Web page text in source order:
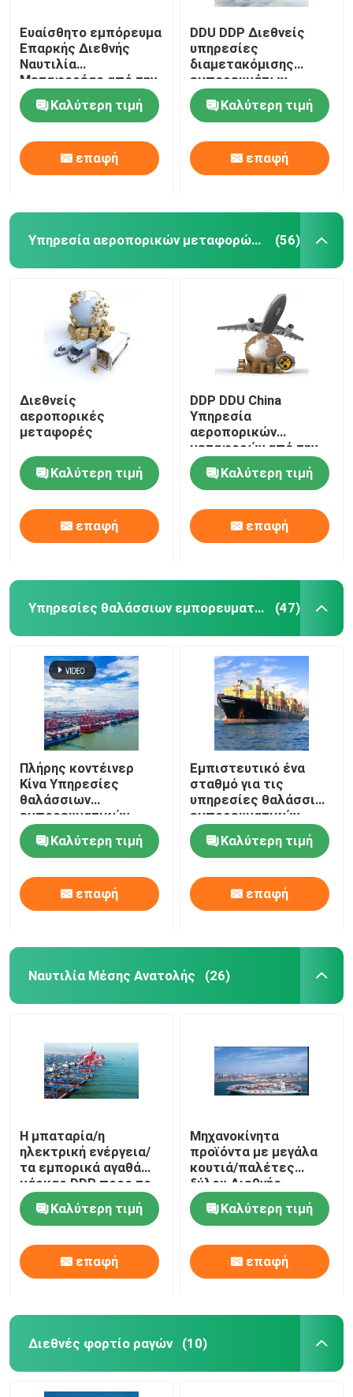
Ευαίσθητο εμπόρευμα
Επαρκής Διεθνής
Ναυτιλία
Μεταφορέας από την
Κίνα στη Γερμανία
Καλύτερη τιμή
επαφή
DDU DDP Διεθνείς
υπηρεσίες
διαμετακόμισης
εμπορευμάτων
αποστολή από την
Κίνα στη Ρωσία
Καλύτερη τιμή
επαφή
Υπηρεσία αεροπορικών μεταφορών της Κίνας (56)
Διεθνείς
αεροπορικές
μεταφορές
Καλύτερη τιμή
επαφή
DDP DDU China
Υπηρεσία
αεροπορικών
μεταφορών από την
Κίνα στο Ντουμπάι
Ομάν Κατάρ
Καλύτερη τιμή
επαφή
Υπηρεσίες θαλάσσιων εμπορευματικών μεταφορών της Κίνας (47)
Πλήρης κοντέινερ
Κίνα Υπηρεσίες
θαλάσσιων
εμπορευματικών
μεταφορών ασφαλής
FCL Shipping
Καλύτερη τιμή
επαφή
Εμπιστευτικό ένα
σταθμό για τις
υπηρεσίες θαλάσσιων
εμπορευματικών
μεταφορών της Κίνας
Καλύτερη τιμή
επαφή
Ναυτιλία Μέσης Ανατολής (26)
Η μπαταρία/η
ηλεκτρική ενέργεια/
τα εμπορικά αγαθά
μάρκας DDP προς το
Ντουμπάι Ιράν Μέση
Ανατολή Ναυτιλία LCL
από την Κίνα
Καλύτερη τιμή
επαφή
Μηχανοκίνητα
προϊόντα με μεγάλα
κουτιά/παλέτες
ξύλου Διεθνής
μεταφορά
εμπορευμάτων DDP
προς Ντουμπάι Ιράν
Με SEA FCL/LCL από
την Κίνα
Καλύτερη τιμή
επαφή
Διεθνές φορτίο ραγών (10)